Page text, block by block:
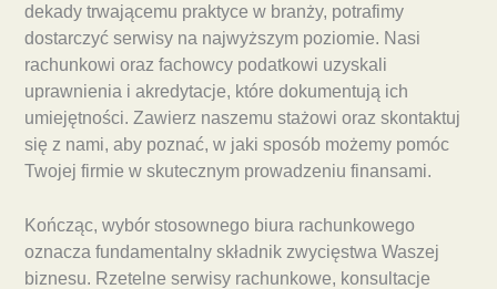
dekady trwającemu praktyce w branży, potrafimy
dostarczyć serwisy na najwyższym poziomie. Nasi
rachunkowi oraz fachowcy podatkowi uzyskali
uprawnienia i akredytacje, które dokumentują ich
umiejętności. Zawierz naszemu stażowi oraz skontaktuj
się z nami, aby poznać, w jaki sposób możemy pomóc
Twojej firmie w skutecznym prowadzeniu finansami.
Kończąc, wybór stosownego biura rachunkowego
oznacza fundamentalny składnik zwycięstwa Waszej
biznesu. Rzetelne serwisy rachunkowe, konsultacje